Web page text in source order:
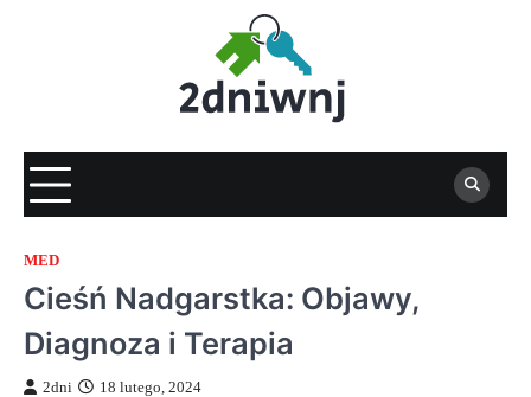
MED
Cieśń Nadgarstka: Objawy,
Diagnoza i Terapia
2dni 18 lutego, 2024